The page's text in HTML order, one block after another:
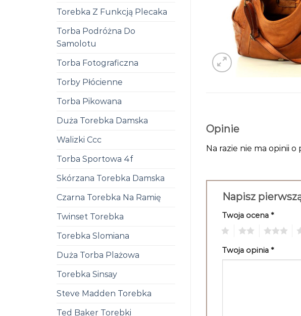
Torebka Z Funkcją Plecaka
Torba Podróżna Do
Samolotu
Torba Fotograficzna
Torby Płócienne
Torba Pikowana
Duża Torebka Damska
Walizki Ccc
Torba Sportowa 4f
Skórzana Torebka Damska
Czarna Torebka Na Ramię
Twinset Torebka
Torebka Slomiana
Duża Torba Plażowa
Torebka Sinsay
Steve Madden Torebka
Ted Baker Torebki
Opinie
Na razie nie ma opinii o
Napisz
Twoja ocena *
Twoja opinia *